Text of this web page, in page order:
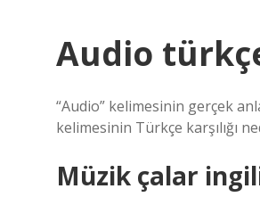
Audio
“Audio” kelimesinin gerçek
kelimesinin Türkçe karşılığı
Müzik çalar